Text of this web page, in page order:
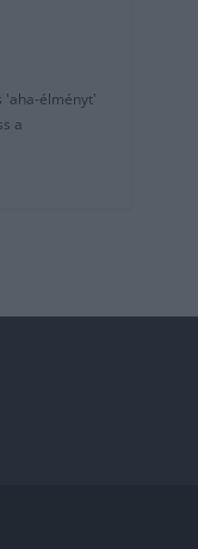
'aha-élményt'
a